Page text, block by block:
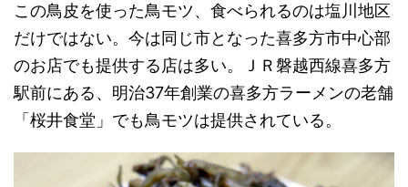
この鳥皮を使った鳥モツ、食べられるのは塩川地区
だけではない。今は同じ市となった喜多方市中心部
のお店でも提供する店は多い。ＪＲ磐越西線喜多方
駅前にある、明治37年創業の喜多方ラーメンの老舗
「桜井食堂」でも鳥モツは提供されている。